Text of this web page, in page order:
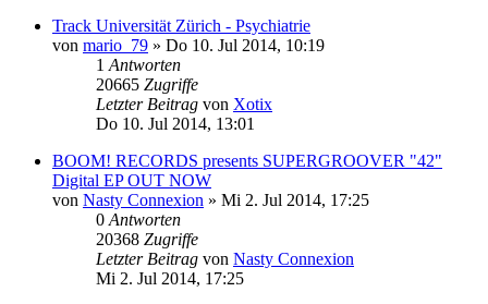
Track Universität Zürich - Psychiatrie
von mario_79 » Do 10. Jul 2014, 10:19
1 Antworten
20665 Zugriffe
Letzter Beitrag von Xotix
Do 10. Jul 2014, 13:01
BOOM! RECORDS presents SUPERGROOVER "42"
Digital EP OUT NOW
von Nasty Connexion » Mi 2. Jul 2014, 17:25
0 Antworten
20368 Zugriffe
Letzter Beitrag von Nasty Connexion
Mi 2. Jul 2014, 17:25